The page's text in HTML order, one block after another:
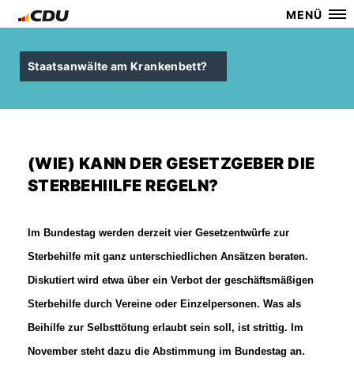
MENÜ
Staatsanwälte am Krankenbett?
(WIE) KANN DER GESETZGEBER DIE
STERBEHIILFE REGELN?
Im Bundestag werden derzeit vier Gesetzentwürfe zur
Sterbehilfe mit ganz unterschiedlichen Ansätzen beraten.
Diskutiert wird etwa über ein Verbot der geschäftsmäßigen
Sterbehilfe durch Vereine oder Einzelpersonen. Was als
Beihilfe zur Selbsttötung erlaubt sein soll, ist strittig. Im
November steht dazu die Abstimmung im Bundestag an.